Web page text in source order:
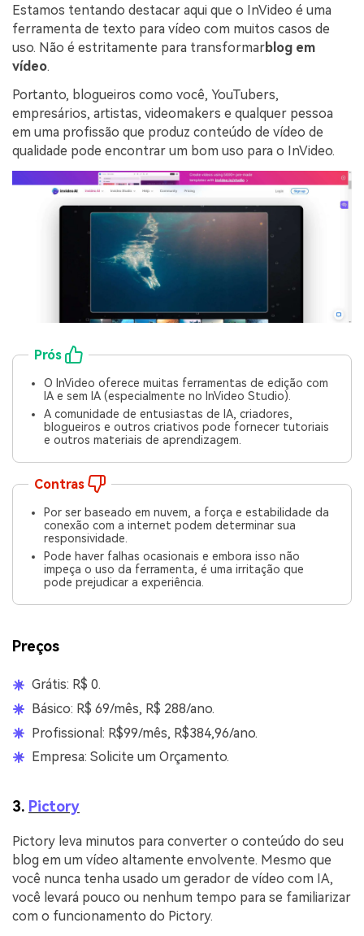
Estamos tentando destacar aqui que o InVideo é uma
ferramenta de texto para vídeo com muitos casos de
uso. Não é estritamente para transformarblog em
vídeo.
Portanto, blogueiros como você, YouTubers,
empresários, artistas, videomakers e qualquer pessoa
em uma profissão que produz conteúdo de vídeo de
qualidade pode encontrar um bom uso para o InVideo.
Prós
O InVideo oferece muitas ferramentas de edição com
IA e sem IA (especialmente no InVideo Studio).
A comunidade de entusiastas de IA, criadores,
blogueiros e outros criativos pode fornecer tutoriais
e outros materiais de aprendizagem.
Contras
Por ser baseado em nuvem, a força e estabilidade da
conexão com a internet podem determinar sua
responsividade.
Pode haver falhas ocasionais e embora isso não
impeça o uso da ferramenta, é uma irritação que
pode prejudicar a experiência.
Preços
Grátis: R$ 0.
Básico: R$ 69/mês, R$ 288/ano.
Profissional: R$99/mês, R$384,96/ano.
Empresa: Solicite um Orçamento.
3. Pictory
Pictory leva minutos para converter o conteúdo do seu
blog em um vídeo altamente envolvente. Mesmo que
você nunca tenha usado um gerador de vídeo com IA,
você levará pouco ou nenhum tempo para se familiarizar
com o funcionamento do Pictory.